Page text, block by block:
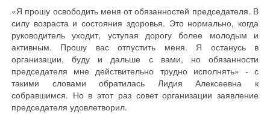
«Я прошу освободить меня от обязанностей председателя. В
силу возраста и состояния здоровья. Это нормально, когда
руководитель уходит, уступая дорогу более молодым и
активным. Прошу вас отпустить меня. Я останусь в
организации, буду и дальше с вами, но обязанности
председателя мне действительно трудно исполнять» - с
такими словами обратилась Лидия Алексеевна к
собравшимся. Но в этот раз совет организации заявление
председателя удовлетворил.